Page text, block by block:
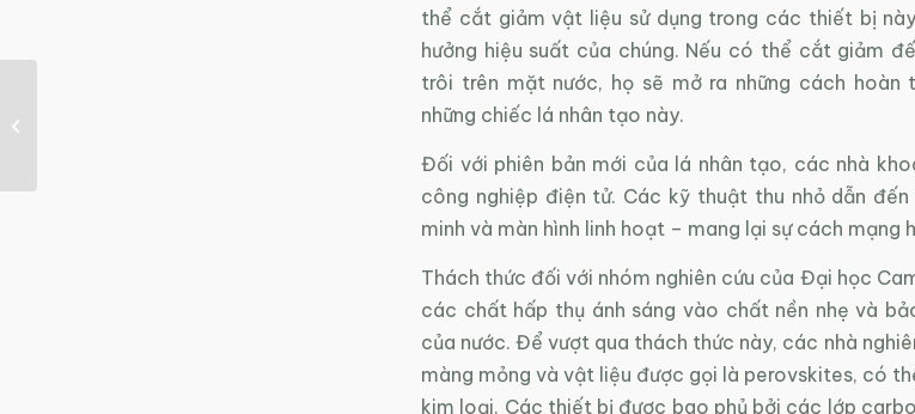
thể cắt giảm vật liệu sử dụng trong các thiết bị
hưởng hiệu suất của chúng. Nếu có thể cắt giảm
trôi trên mặt nước, họ sẽ mở ra những cách hoàn
những chiếc lá nhân tạo này.
Đối với phiên bản mới của lá nhân tạo, các nhà
công nghiệp điện tử. Các kỹ thuật thu nhỏ dẫn
minh và màn hình linh hoạt – mang lại sự cách mạng
Thách thức đối với nhóm nghiên cứu của Đại học
các chất hấp thụ ánh sáng vào chất nền nhẹ và
của nước. Để vượt qua thách thức này, các nhà
màng mỏng và vật liệu được gọi là perovskites, có
kim loại. Các thiết bị được bao phủ bởi các lớp